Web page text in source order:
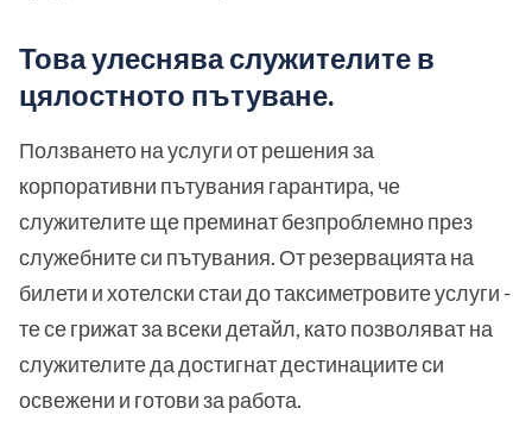
Това улеснява служителите в
цялостното пътуване.
Ползването на услуги от решения за
корпоративни пътувания гарантира, че
служителите ще преминат безпроблемно през
служебните си пътувания. От резервацията на
билети и хотелски стаи до таксиметровите услуги -
те се грижат за всеки детайл, като позволяват на
служителите да достигнат дестинациите си
освежени и готови за работа.